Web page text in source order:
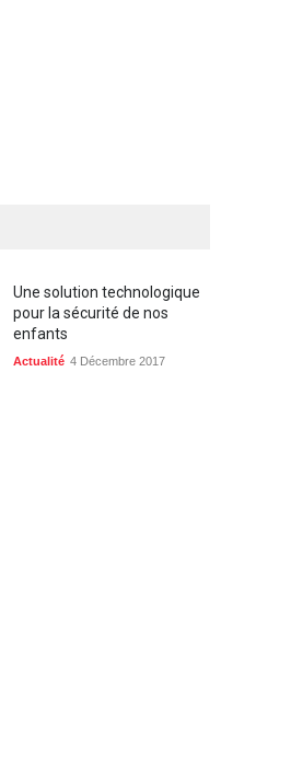
Une solution technologique
pour la sécurité de nos
enfants
Actualité 4 Décembre 2017